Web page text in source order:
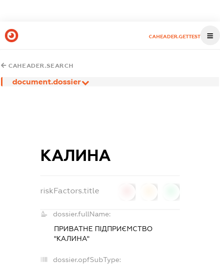
CAHEADER.GETTEST
CAHEADER.SEARCH
document.dossier
КАЛИНА
riskFactors.title
dossier.fullName:
ПРИВАТНЕ ПІДПРИЄМСТВО
"КАЛИНА"
dossier.opfSubType: